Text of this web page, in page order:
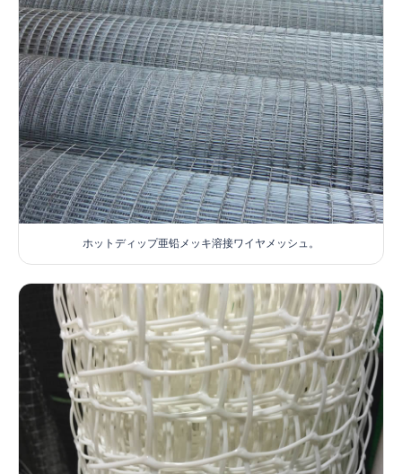
ホットディップ亜铅メッキ溶接ワイヤメッシュ。